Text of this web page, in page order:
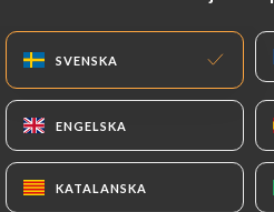
SVENSKA
ENGELSKA
KATALANSKA
/
SVENSKA
ENGELSKA
KATALANSKA